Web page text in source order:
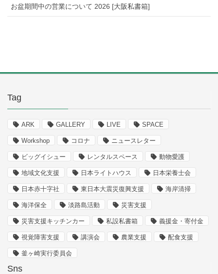
お盆期間中の営業について 2026 [大阪私書箱]
Tag
ARK GALLERY LIVE SPACE
Workshop コロナ ニュースレター
ビッグイシュー レンタルスペース 動物愛護
地域文化支援 日本ライトハウス 日本栄養士会
日本赤十字社 東日本大震災復興支援 海岸清掃
海洋保全 淡路島活動 災害支援
災害支援キッチンカー 私設私書箱 義援金・寄付金
視覚障害支援 講演会 農業支援 配食支援
釜ヶ崎実行委員会
Sns